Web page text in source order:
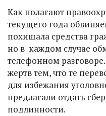
Как полагают
текущего года
похищала средства
но в каждом случае
телефонном
жертв тем, что те
для избежания
предлагали отдать
подлинности.